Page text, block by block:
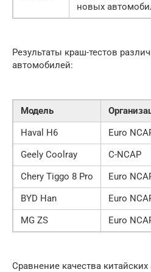
новых
Результаты краш-тестов
автомобилей:
Модель
Haval H6
Euro
Geely Coolray
C-NCAP
Chery Tiggo 8 Pro
Euro
BYD Han
Euro
MG ZS
Euro
Сравнение качества